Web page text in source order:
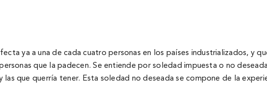
ya a una de cada cuatro personas en los paí­ses industrializados, y
que la padecen. Se entiende por soledad impuesta o no
que querrí­a tener. Esta soledad no deseada se compone de la